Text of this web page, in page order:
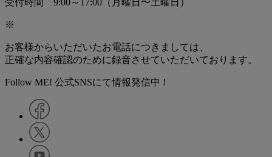
※
お客様からいただいたお電話につきましては、
正確な内容確認のために録音させていただいております。
Follow ME! 公式SNSにて情報発信中 !